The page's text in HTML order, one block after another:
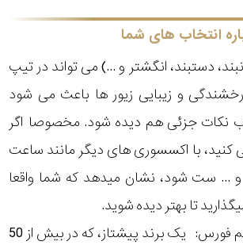
انتخاب های شما
دستبند، انگشتر و ...) می تواند در تیپ
و زیبایی زیور ها باعث می شود
نکات جزئی هم دیده شود. مخصوصا اگر
کنید، با اکسسوری های دیگر مانند ساعت
ست شود، نشان میدهد که شما واقعا
تا بهتر دیده شوید.
به نقل از سایت تایم فورس: یک برند پیشتاز، که در بیش از 50